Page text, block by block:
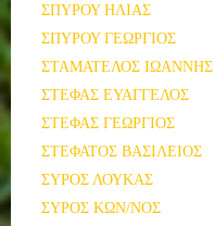
ΣΠΥΡΟΥ ΗΛΙΑΣ
ΣΠΥΡΟΥ ΓΕΩΡΓΙΟΣ
ΣΤΑΜΑΤΕΛΟΣ ΙΩΑΝΝΗΣ
ΣΤΕΦΑΣ ΕΥΑΓΓΕΛΟΣ
ΣΤΕΦΑΣ ΓΕΩΡΓΙΟΣ
ΣΤΕΦΑΤΟΣ ΒΑΣΙΛΕΙΟΣ
ΣΥΡΟΣ ΛΟΥΚΑΣ
ΣΥΡΟΣ ΚΩΝ/ΝΟΣ